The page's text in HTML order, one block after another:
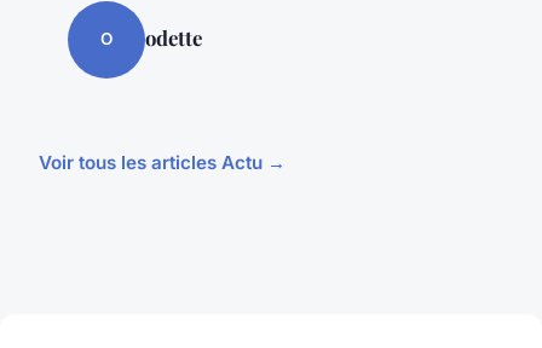
O odette
Voir tous les articles Actu →